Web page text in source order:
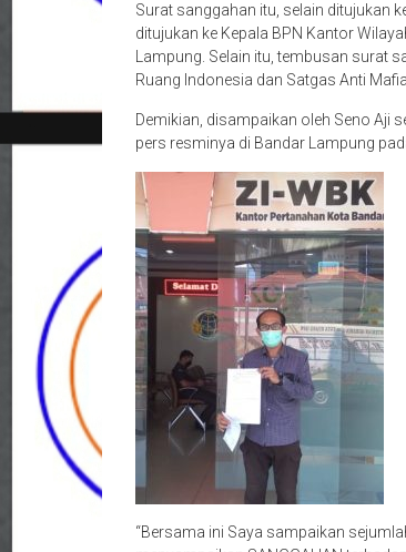
Surat sanggahan itu, selain ditujukan
ditujukan ke Kepala BPN Kantor
Lampung. Selain itu, tembusan surat
Ruang Indonesia dan Satgas Anti
Demikian, disampaikan oleh Seno Aji
pers resminya di Bandar Lampung
“Bersama ini Saya sampaikan